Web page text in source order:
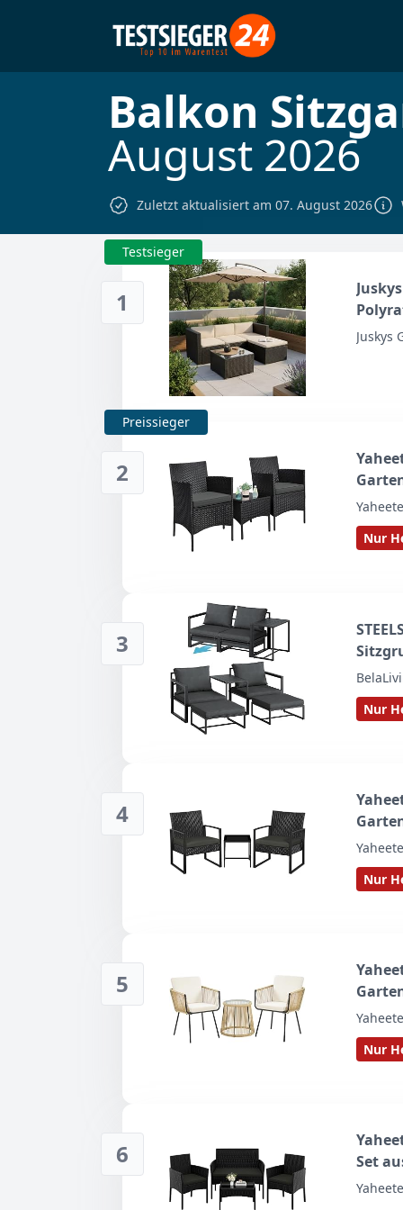
Balkon
August 2026
Zuletzt aktualisiert am 07. August 2026
1
Testsieger
Sofa,
Juskys
2
Preissieger
Nur
3
Nur
4
Nur
5
Nur
6
Set